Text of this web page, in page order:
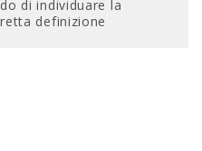
di individuare la
definizione